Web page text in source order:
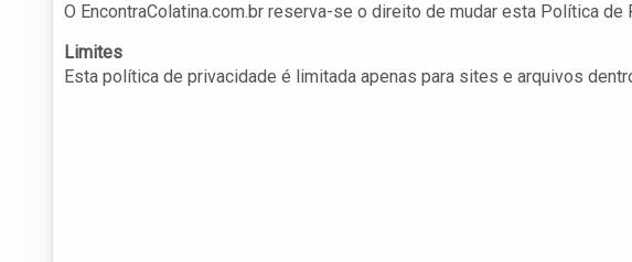
O EncontraColatina.com.br reserva-se o direito de mudar esta Política de
Limites
Esta política de privacidade é limitada apenas para sites e arquivos